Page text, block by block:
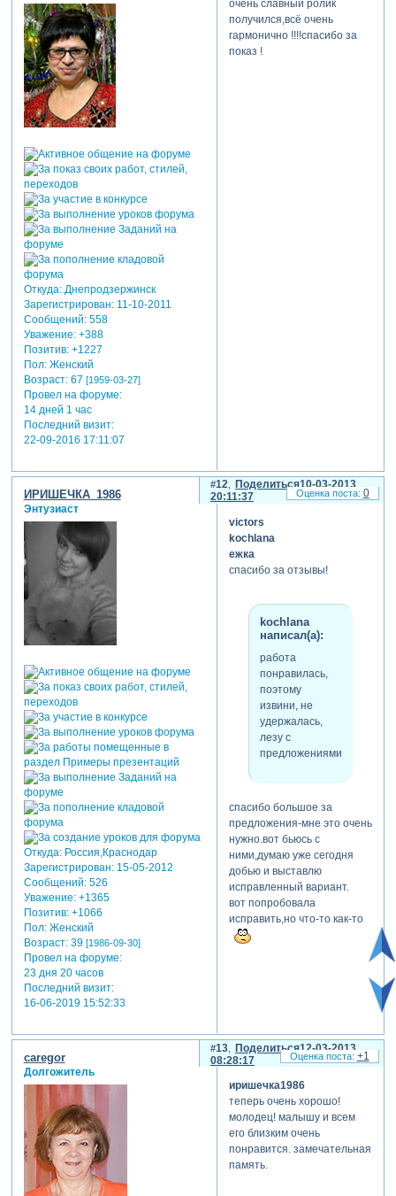
Откуда:Днепродзержинск
Зарегистрирован: 11-10-2011
Сообщений:558
Уважение: +388
Позитив: +1227
Пол:Женский
Возраст:67 [1959-03-27]
Провел на форуме:
14 дней 1 час
Последний визит:
22-09-2016 17:11:07
очень славный ролик
получился,всё очень
гармонично !!!!спасибо за
показ !
Поделиться
12
10-03-2013
20:11:37
ИРИШЕЧКА_1986
Энтузиаст
Откуда:Россия,Краснодар
Зарегистрирован: 15-05-2012
Сообщений:526
Уважение: +1365
Позитив: +1066
Пол:Женский
Возраст:39 [1986-09-30]
Провел на форуме:
23 дня 20 часов
Последний визит:
16-06-2019 15:52:33
victors
kochlana
ежка
спасибо за отзывы!
kochlana
написал(а):
работа
понравилась,
поэтому
извини, не
удержалась,
лезу с
предложениями
спасибо большое за
предложения-мне это очень
нужно.вот бьюсь с
ними,думаю уже сегодня
добью и выставлю
исправленный вариант.
вот попробовала
исправить,но что-то как-то
0
Поделиться
13
12-03-2013
08:28:17
caregor
Долгожитель
иришечка1986
теперь очень хорошо!
молодец! малышу и всем
его близким очень
понравится. замечательная
память.
+1